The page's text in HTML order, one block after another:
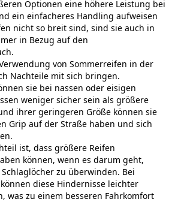
Optionen eine höhere Leistung bei
ein einfacheres Handling aufweisen
nicht so breit sind, sind sie auch in
in Bezug auf den
von Sommerreifen in der
Nachteile mit sich bringen.
sie bei nassen oder eisigen
weniger sicher sein als größere
ihrer geringeren Größe können sie
Grip auf der Straße haben und sich
ist, dass größere Reifen
können, wenn es darum geht,
zu überwinden. Bei
diese Hindernisse leichter
was zu einem besseren Fahrkomfort